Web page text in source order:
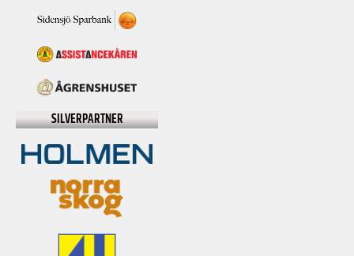
SILVERPARTNER